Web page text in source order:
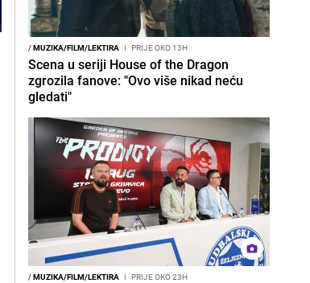
/MUZIKA/FILM/LEKTIRA I PRIJE OKO 13H
Scena u seriji House of the Dragon
zgrozila fanove: "Ovo više nikad neću
gledati"
/MUZIKA/FILM/LEKTIRA I PRIJE OKO 23H